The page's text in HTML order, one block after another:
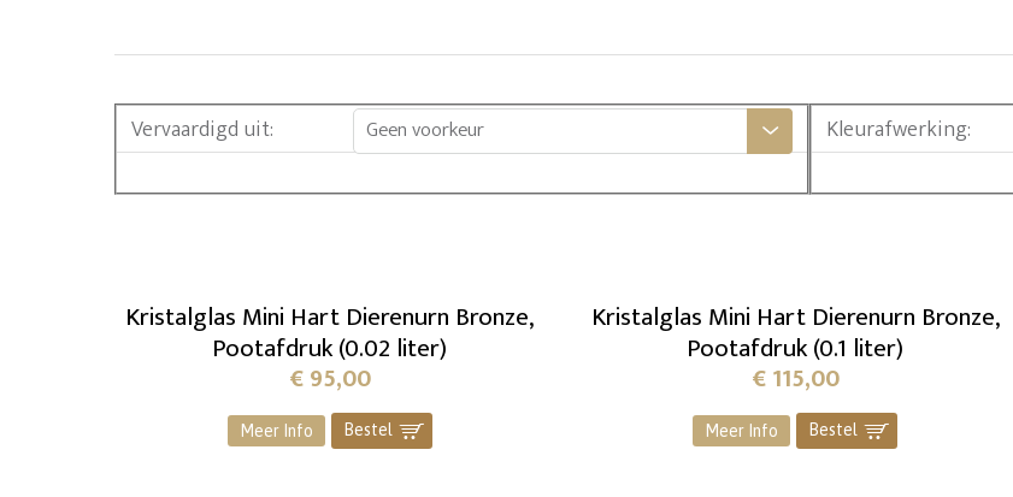
Vervaardigd uit: Geen voorkeur Kleurafwerking:
Kristalglas Mini Hart Dierenurn Bronze,
Pootafdruk (0.02 liter)
€95,00
Meer Info Bestel ]
Kristalglas Mini Hart Dierenurn Bronze,
Pootafdruk (0.1 liter)
€115,00
Meer Info Bestel ]